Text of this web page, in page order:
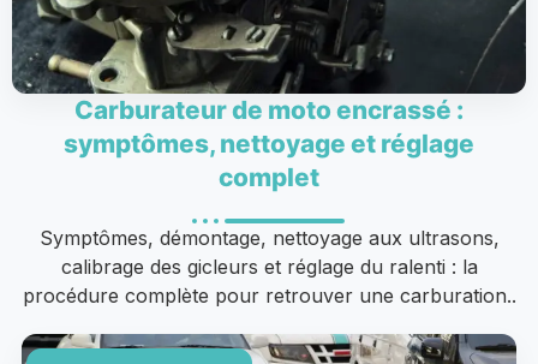
Carburateur de moto encrassé :
symptômes, nettoyage et réglage
complet
Symptômes, démontage, nettoyage aux ultrasons,
calibrage des gicleurs et réglage du ralenti : la
procédure complète pour retrouver une carburation..